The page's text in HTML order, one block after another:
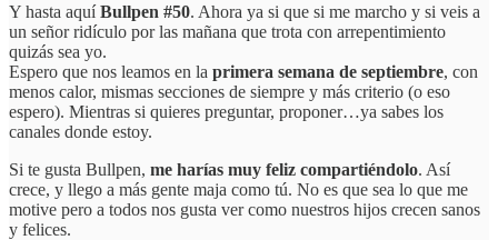
Y hasta aquíBullpen #50. Ahora ya si que si me marcho y si veis a
un señor ridículo por las mañana que trota con arrepentimiento
quizás sea yo.
Espero que nos leamos en la primera semana de septiembre, con
menos calor, mismas secciones de siempre y más criterio (o eso
espero). Mientras si quieres preguntar, proponer…ya sabes los
canales donde estoy.
Si te gusta Bullpen, me harías muy feliz compartiéndolo. Así
crece, y llego a más gente maja como tú. No es que sea lo que me
motive pero a todos nos gusta ver como nuestros hijos crecen sanos
y felices.